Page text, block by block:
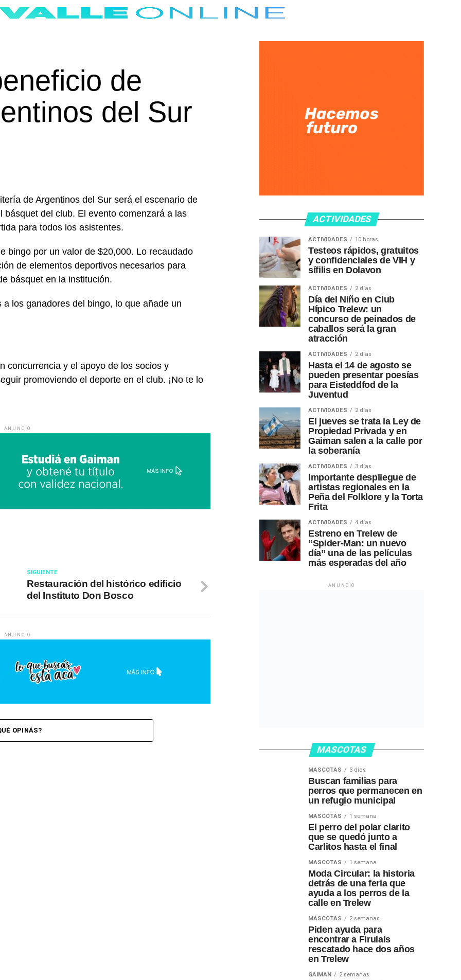
de
del Sur
de Argentinos del Sur será el escenario de
del club. El evento comenzará a las
para todos los asistentes.
bingo por un valor de $20,000. Lo recaudado
de elementos deportivos necesarios para
básquet en la institución.
los ganadores del bingo, lo que añade un
concurrencia y el apoyo de los socios y
promoviendo el deporte en el club. ¡No te lo
ANUNCIO
SIGUIENTE
Restauración del histórico edificio
del Instituto Don Bosco
ANUNCIO
OPINÁS?
ACTIVIDADES
ACTIVIDADES 10 horas
Testeos rápidos, gratuitos
y confidenciales de VIH y
sífilis en Dolavon
ACTIVIDADES 2 días
Día del Niño en Club
Hípico Trelew: un
concurso de peinados de
caballos será la gran
atracción
ACTIVIDADES 2 días
Hasta el 14 de agosto se
pueden presentar poesías
para Eisteddfod de la
Juventud
ACTIVIDADES 2 días
El jueves se trata la Ley de
Propiedad Privada y en
Gaiman salen a la calle por
la soberanía
ACTIVIDADES 3 días
Importante despliegue de
artistas regionales en la
Peña del Folklore y la Torta
Frita
ACTIVIDADES 4 días
Estreno en Trelew de
“Spider-Man: un nuevo
día” una de las películas
más esperadas del año
ANUNCIO
MASCOTAS
MASCOTAS 3 días
Buscan familias para
perros que permanecen en
un refugio municipal
MASCOTAS 1 semana
El perro del polar clarito
que se quedó junto a
Carlitos hasta el final
MASCOTAS 1 semana
Moda Circular: la historia
detrás de una feria que
ayuda a los perros de la
calle en Trelew
MASCOTAS 2 semanas
Piden ayuda para
encontrar a Firulais
rescatado hace dos años
en Trelew
GAIMAN 2 semanas